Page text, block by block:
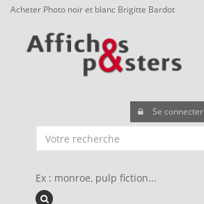
Acheter Photo noir et blanc Brigitte Bardot
Se connecter
Ex : monroe, pulp fiction...